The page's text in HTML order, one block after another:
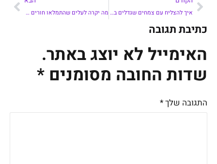
איך להצליח עם צמחים שגדלים בעציצים ואדניות מה יקרה לעלים שהתמלאו חורים בגלל ברד או מזיק?
כתיבת תגובה
האימייל לא יוצג באתר.
שדות החובה מסומנים *
התגובה שלך*